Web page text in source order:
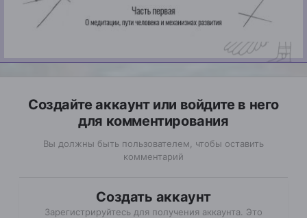
Создайте аккаунт или войдите в него
для комментирования
Вы должны быть пользователем, чтобы оставить
комментарий
Создать аккаунт
Зарегистрируйтесь для получения аккаунта. Это